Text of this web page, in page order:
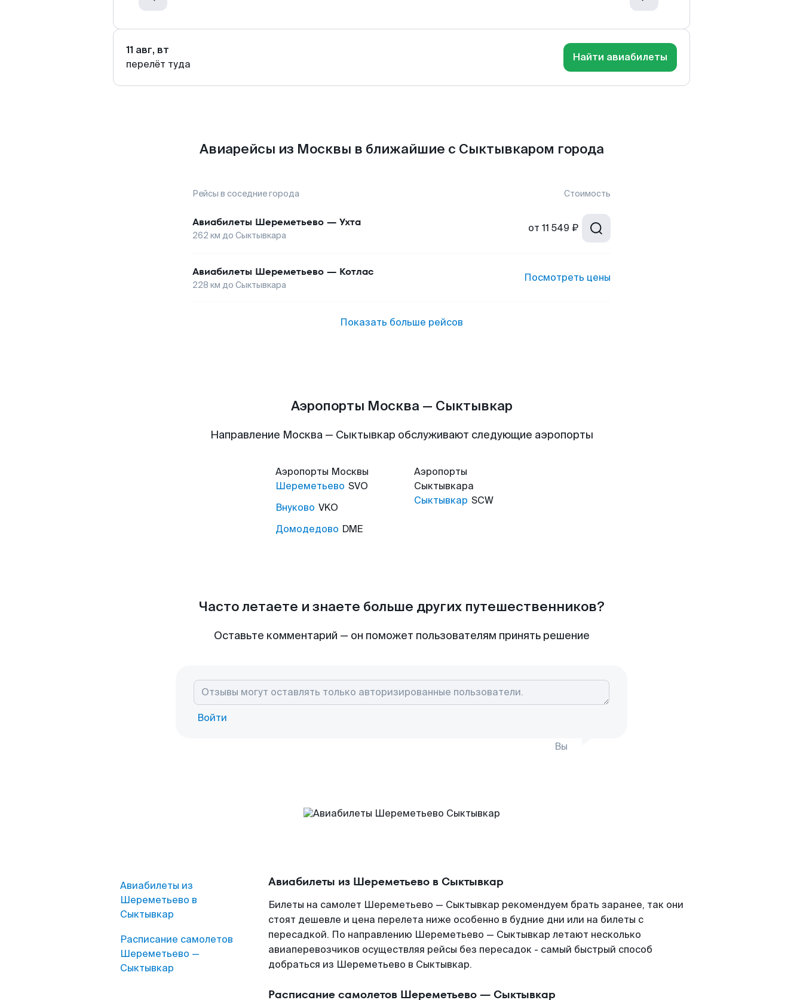
11 авг, вт
перелёт туда
Найти авиабилеты
Авиарейсы из Москвы в ближайшие с Сыктывкаром города
Рейсы в соседние города Стоимость
Авиабилеты Шереметьево — Ухта
262 км до Сыктывкара
от 11 549 ₽
Авиабилеты Шереметьево — Котлас
228 км до Сыктывкара
Посмотреть цены
Показать больше рейсов
Аэропорты Москва — Сыктывкар
Направление Москва — Сыктывкар обслуживают следующие аэропорты
Аэропорты Москвы
Шереметьево SVO
Внуково VKO
Домодедово DME
Аэропорты
Сыктывкара
Сыктывкар SCW
Часто летаете и знаете больше других путешественников?
Оставьте комментарий — он поможет пользователям принять решение
Войти
Вы
Авиабилеты из
Шереметьево в
Сыктывкар
Расписание самолетов
Шереметьево —
Сыктывкар
Авиабилеты из Шереметьево в Сыктывкар
Билеты на самолет Шереметьево — Сыктывкар рекомендуем брать заранее, так они
стоят дешевле и цена перелета ниже особенно в будние дни или на билеты с
пересадкой. По направлению Шереметьево — Сыктывкар летают несколько
авиаперевозчиков осуществляя рейсы без пересадок - самый быстрый способ
добраться из Шереметьево в Сыктывкар.
Расписание самолетов Шереметьево — Сыктывкар